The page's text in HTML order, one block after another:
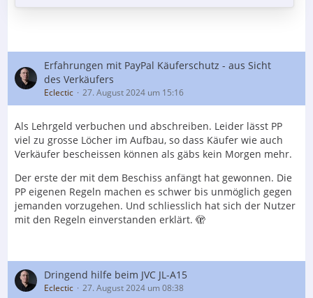
Erfahrungen mit PayPal Käuferschutz - aus Sicht
des Verkäufers
Eclectic 27. August 2024 um 15:16
Als Lehrgeld verbuchen und abschreiben. Leider lässt PP
viel zu grosse Löcher im Aufbau, so dass Käufer wie auch
Verkäufer bescheissen können als gäbs kein Morgen mehr.
Der erste der mit dem Beschiss anfängt hat gewonnen. Die
PP eigenen Regeln machen es schwer bis unmöglich gegen
jemanden vorzugehen. Und schliesslich hat sich der Nutzer
mit den Regeln einverstanden erklärt. 🫣
Dringend hilfe beim JVC JL-A15
Eclectic 27. August 2024 um 08:38